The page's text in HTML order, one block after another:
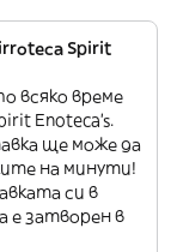
Spirit
всяко време
Enoteca’s.
ще може да
на минути!
си в
е затворен в